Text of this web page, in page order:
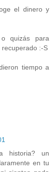
el dinero y
quizás para
:-S
tiempo a
historia? un
en tu